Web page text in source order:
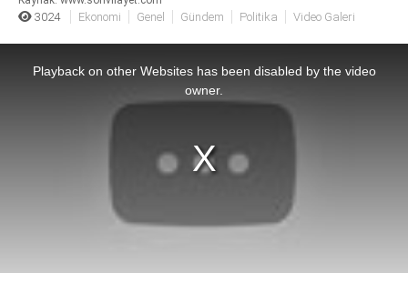
siteler3024 Ekonomi Genel Gündem Politika Video Galeri
Playback on other Websites has been disabled by the video
owner.